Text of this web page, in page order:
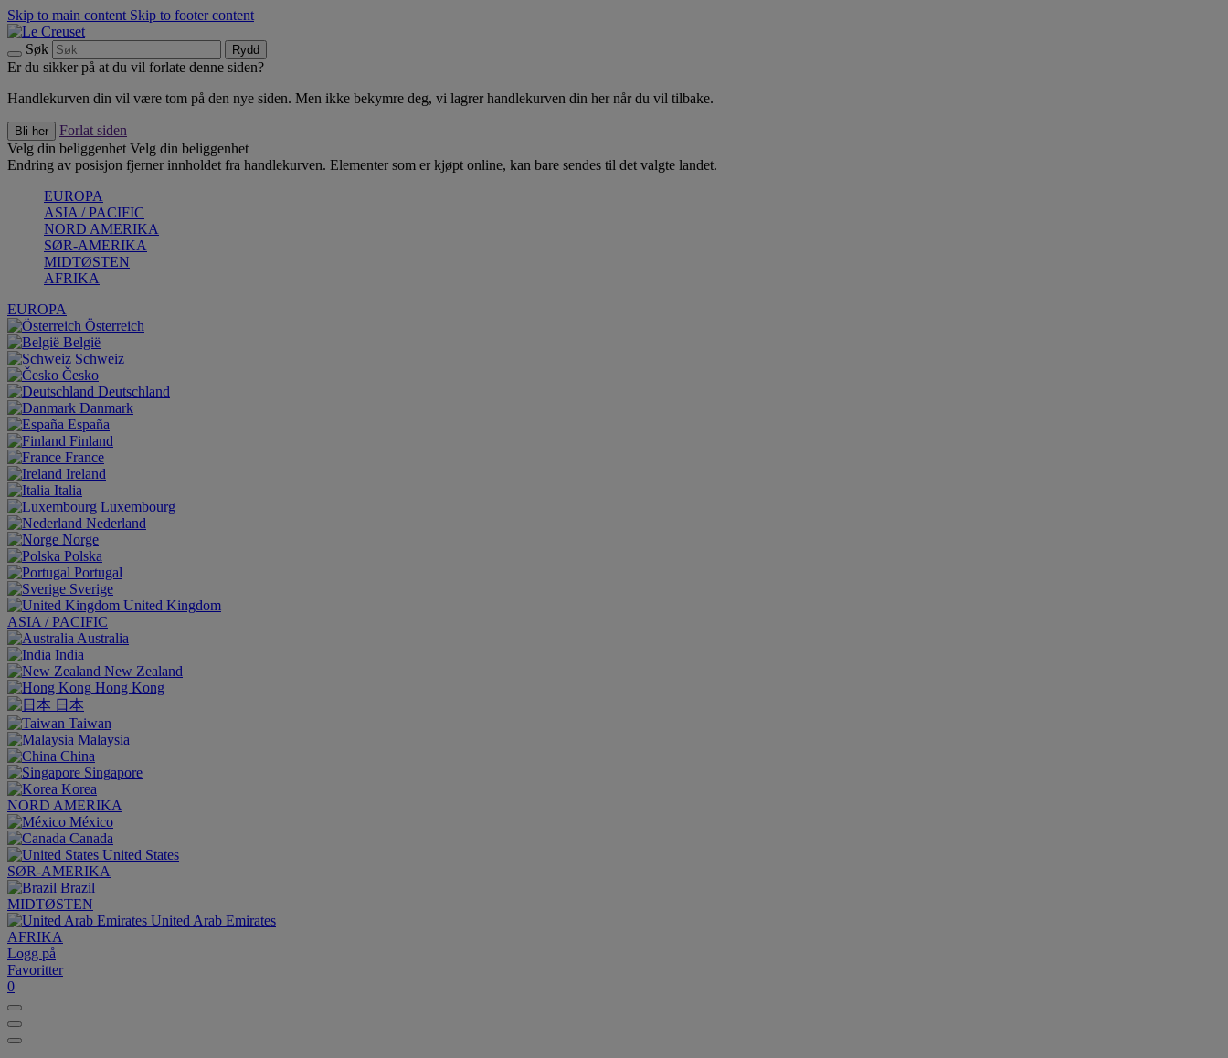
Skip to main content Skip to footer content
Søk Rydd
Er du sikker på at du vil forlate denne siden?
Handlekurven din vil være tom på den nye siden. Men ikke bekymre deg, vi lagrer handlekurven din her når du vil tilbake.
Bli her
Forlat siden
Velg din beliggenhet Velg din beliggenhet
Endring av posisjon fjerner innholdet fra handlekurven. Elementer som er kjøpt online, kan bare sendes til det valgte landet.
EUROPA
ASIA / PACIFIC
NORD AMERIKA
SØR-AMERIKA
MIDTØSTEN
AFRIKA
EUROPA
Österreich
België
Schweiz
Česko
Deutschland
Danmark
España
Finland
France
Ireland
Italia
Luxembourg
Nederland
Norge
Polska
Portugal
Sverige
United Kingdom
ASIA / PACIFIC
Australia
India
New Zealand
Hong Kong
日本
Taiwan
Malaysia
China
Singapore
Korea
NORD AMERIKA
México
Canada
United States
SØR-AMERIKA
Brazil
MIDTØSTEN
United Arab Emirates
AFRIKA
Logg på
Favoritter
0